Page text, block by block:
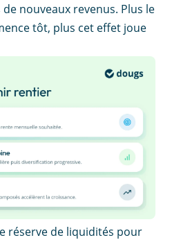
nouveaux revenus. Plus le
tôt, plus cet effet joue
réserve de liquidités pour